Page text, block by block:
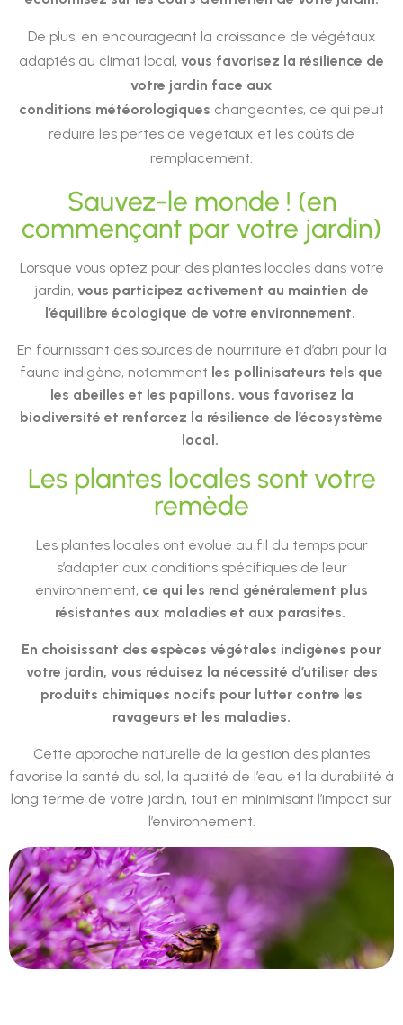
De plus, en encourageant la croissance de végétaux
adaptés au climat local, vous favorisez la résilience de
votre jardin face aux
conditions météorologiques changeantes, ce qui peut
réduire les pertes de végétaux et les coûts de
remplacement.
Sauvez-le monde ! (en
commençant par votre jardin)
Lorsque vous optez pour des plantes locales dans votre
jardin, vous participez activement au maintien de
l’équilibre écologique de votre environnement.
En fournissant des sources de nourriture et d’abri pour la
faune indigène, notamment les pollinisateurs tels que
les abeilles et les papillons, vous favorisez la
biodiversité et renforcez la résilience de l’écosystème
local.
Les plantes locales sont votre
remède
Les plantes locales ont évolué au fil du temps pour
s’adapter aux conditions spécifiques de leur
environnement, ce qui les rend généralement plus
résistantes aux maladies et aux parasites.
En choisissant des espèces végétales indigènes pour
votre jardin, vous réduisez la nécessité d’utiliser des
produits chimiques nocifs pour lutter contre les
ravageurs et les maladies.
Cette approche naturelle de la gestion des plantes
favorise la santé du sol, la qualité de l’eau et la durabilité à
long terme de votre jardin, tout en minimisant l’impact sur
l’environnement.